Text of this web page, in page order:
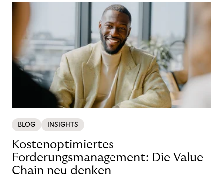
BLOG INSIGHTS
Kostenoptimiertes
Forderungsmanagement: Die Value
Chain neu denken